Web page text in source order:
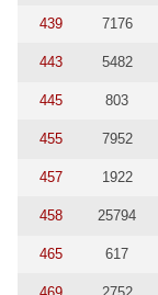
439 7176
443 5482
445 803
455 7952
457 1922
458 25794
465 617